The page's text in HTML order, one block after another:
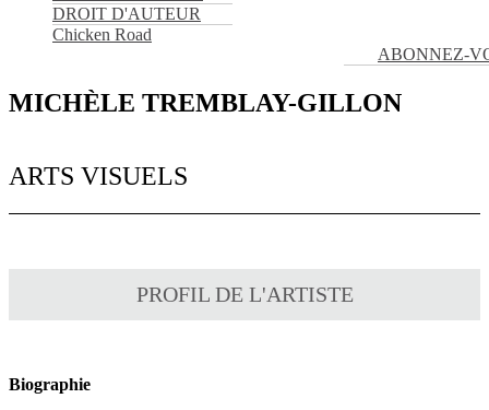
DROIT D'AUTEUR
Chicken Road
ABONNEZ-
MICHÈLE TREMBLAY-GILLON
ARTS VISUELS
PROFIL DE L'ARTISTE
Biographie